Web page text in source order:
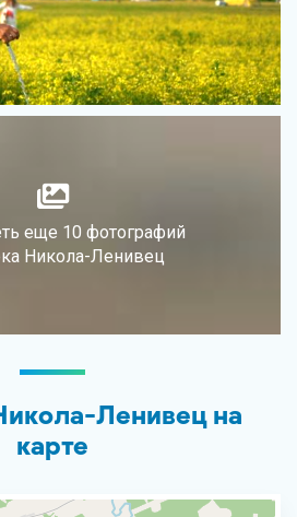
еще 10 фотографий
Никола-Ленивец
Ленивец на
карте